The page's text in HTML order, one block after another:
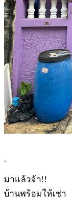
.
มาแล้วจ้า!!
บ้านพร้อมให้เช่า